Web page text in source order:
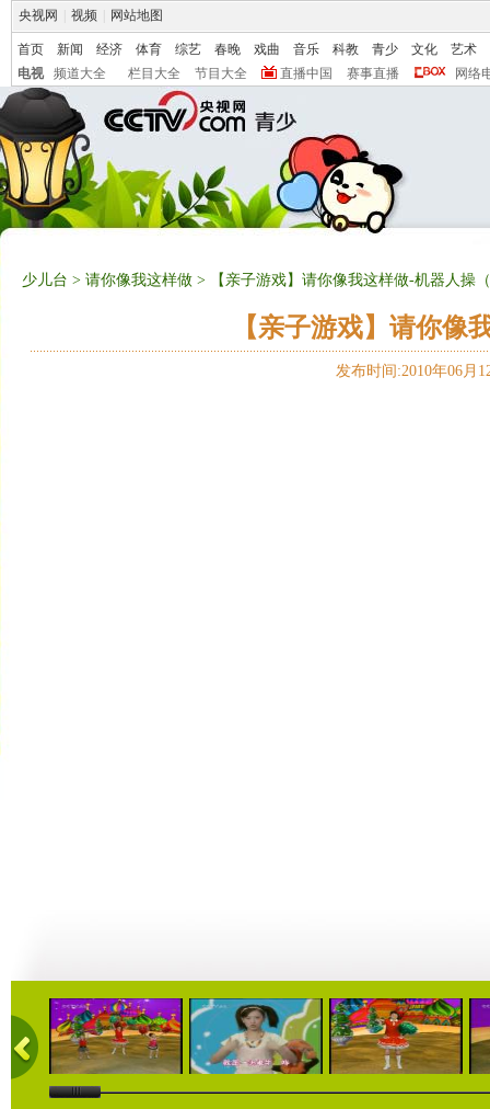
央视网 视频 网站地图
首页 新闻 经济 体育 综艺 春晚 戏曲 音乐 科教 青少 文化
艺术
电视
频道大全 栏目大全 节目大全 直播中国 赛事直播 网络
少儿台 > 请你像我这样做 > 【亲子游戏】请你像我这样做-机器人操
【亲子游戏】请你像
发布时间:2010年06月
01:59 26:57 02:05